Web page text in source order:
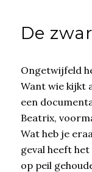
De
Ongetwijfeld
Want wie kijkt
een
Beatrix,
Wat heb je
geval heeft
op peil